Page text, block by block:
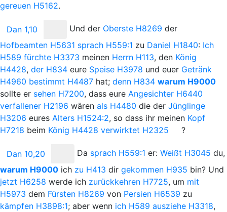
gereuen H5162.
Dan 1,10 Und der Oberste H8269 der
Hofbeamten H5631 sprach H559:1 zu Daniel H1840: Ich
H589 fürchte H3373 meinen Herrn H113, den König
H4428, der H834 eure Speise H3978 und euer Getränk
H4960 bestimmt H4487 hat; denn H834 warum H9000
sollte er sehen H7200, dass eure Angesichter H6440
verfallener H2196 wären als H4480 die der Jünglinge
H3206 eures Alters H1524:2, so dass ihr meinen Kopf
H7218 beim König H4428 verwirktet H2325 ?
Dan 10,20 Da sprach H559:1 er: Weißt H3045 du,
warum H9000 ich zu H413 dir gekommen H935 bin? Und
jetzt H6258 werde ich zurückkehren H7725, um mit
H5973 dem Fürsten H8269 von Persien H6539 zu
kämpfen H3898:1; aber wenn ich H589 ausziehe H3318,